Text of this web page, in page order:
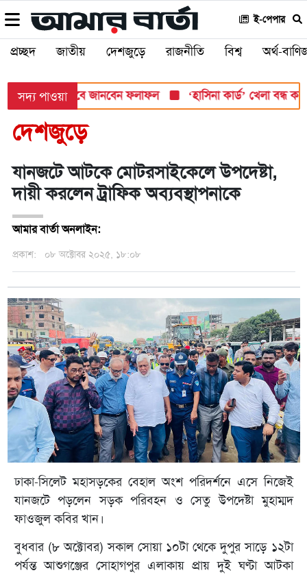
ই-পেপার
প্রচ্ছদ জাতীয় দেশজুড়ে রাজনীতি বিশ্ব অর্থ-
সদ্য পাওয়াযেভাবে জানবেন ফলাফল ‘হাসিনা কার্ড’ খেলা বন্ধ করতে
দেশজুড়ে
যানজটে আটকে মোটরসাইকেলে উপদেষ্টা,
দায়ী করলেন ট্রাফিক অব্যবস্থাপনাকে
আমার বার্তা অনলাইন:
প্রকাশ: ০৮ অক্টোবর ২০২৫, ১৮:০৮
ঢাকা-সিলেট মহাসড়কের বেহাল অংশ পরিদর্শনে এসে নিজেই
যানজটে পড়লেন সড়ক পরিবহন ও সেতু উপদেষ্টা মুহাম্মদ
ফাওজুল কবির খান।
বুধবার (৮ অক্টোবর) সকাল সোয়া ১০টা থেকে দুপুর সাড়ে ১২টা
পর্যন্ত আশুগঞ্জের সোহাগপুর এলাকায় প্রায় দুই ঘণ্টা আটকা